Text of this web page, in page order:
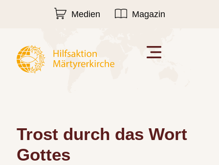
Medien Magazin
Trost durch das Wort
Gottes